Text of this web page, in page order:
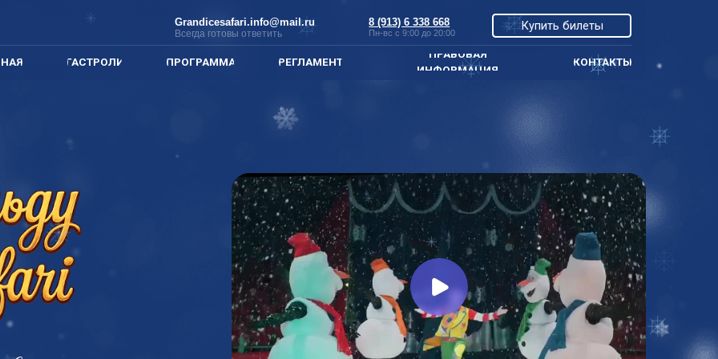
КОНТАКТЫ
8 (913) 6 338 668
Пн-вс с 9:00 до 20:00
Grandicesafari.info@mail.ru
Всегда готовы ответить
ПРАВОВАЯ
ИНФОРМАЦИЯ
Купить билеты